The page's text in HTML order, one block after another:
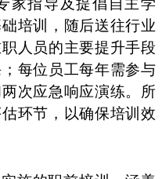
培训，随后送往行业
人员的主要提升手段
每位员工每年需参与
次应急响应演练。所
环节，以确保培训效